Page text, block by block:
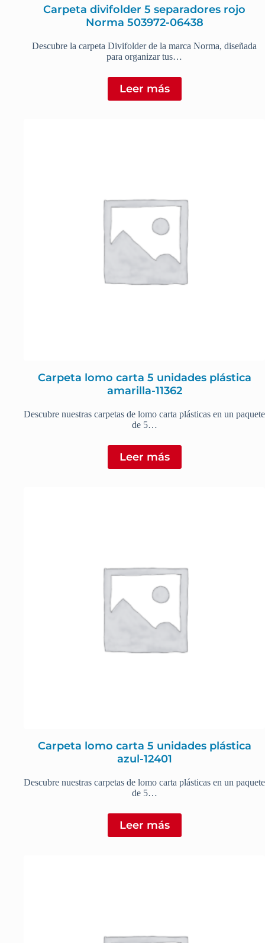
Carpeta divifolder 5 separadores rojo
Norma 503972-06438
Descubre la carpeta Divifolder de la marca Norma, diseñada
para organizar tus…
Leer más
Carpeta lomo carta 5 unidades plástica
amarilla-11362
Descubre nuestras carpetas de lomo carta plásticas en un paquete
de 5…
Leer más
Carpeta lomo carta 5 unidades plástica
azul-12401
Descubre nuestras carpetas de lomo carta plásticas en un paquete
de 5…
Leer más